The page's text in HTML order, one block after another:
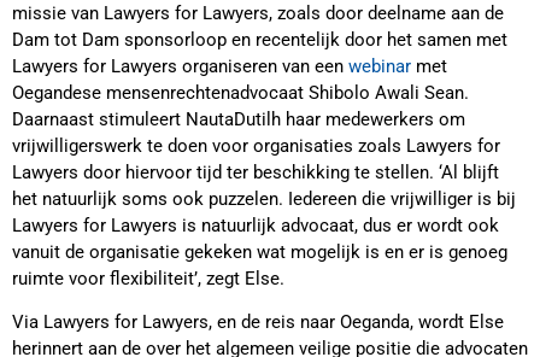
missie van Lawyers for Lawyers, zoals door deelname aan de
Dam tot Dam sponsorloop en recentelijk door het samen met
Lawyers for Lawyers organiseren van een webinar met
Oegandese mensenrechtenadvocaat Shibolo Awali Sean.
Daarnaast stimuleert NautaDutilh haar medewerkers om
vrijwilligerswerk te doen voor organisaties zoals Lawyers for
Lawyers door hiervoor tijd ter beschikking te stellen. ‘Al blijft
het natuurlijk soms ook puzzelen. Iedereen die vrijwilliger is bij
Lawyers for Lawyers is natuurlijk advocaat, dus er wordt ook
vanuit de organisatie gekeken wat mogelijk is en er is genoeg
ruimte voor flexibiliteit’, zegt Else.
Via Lawyers for Lawyers, en de reis naar Oeganda, wordt Else
herinnert aan de over het algemeen veilige positie die advocaten